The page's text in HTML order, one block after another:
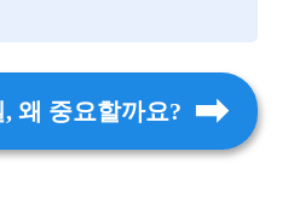
왜 중요할까요?